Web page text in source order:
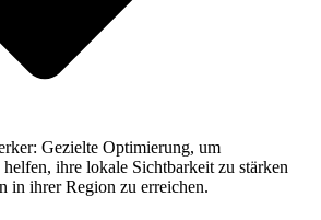
Gezielte Optimierung, um
ihre lokale Sichtbarkeit zu stärken
in ihrer Region zu erreichen.